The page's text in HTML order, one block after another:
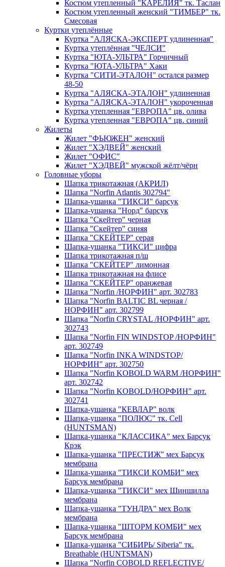
Костюм утепленный "КАРЕЛИЯ" тк. Таслан
Костюм утепленный женский "ТИМБЕР" тк.
Смесовая
Куртки утеплённые
Куртка "АЛЯСКА-ЭКСПЕРТ удлиненная"
Куртка утеплённая "ЧЕЛСИ"
Куртка "ЮТА-УЛЬТРА" Горчичный
Куртка "ЮТА-УЛЬТРА" Хаки
Куртка "СИТИ-ЭТАЛОН" остался размер
48-50
Куртка "АЛЯСКА-ЭТАЛОН" удлиненная
Куртка "АЛЯСКА-ЭТАЛОН" укороченная
Куртка утепленная "ЕВРОПА" цв. олива
Куртка утепленная "ЕВРОПА" цв. синий
Жилеты
Жилет "ФЬЮЖЕН" женский
Жилет "ХЭДВЕЙ" женский
Жилет "ОФИС"
Жилет "ХЭДВЕЙ" мужской жёлт/чёрн
Головные уборы
Шапка трикотажная (АКРИЛ)
Шапка "Norfin Atlantis 302794"
Шапка-ушанка "ТИКСИ" барсук
Шапка-ушанка "Норд" барсук
Шапка "Скейтер" черная
Шапка "Скейтер" синяя
Шапка "СКЕЙТЕР" серая
Шапка-ушанка "ТИКСИ" цифра
Шапка трикотажная п/ш
Шапка "СКЕЙТЕР" лимонная
Шапка трикотажная на флисе
Шапка "СКЕЙТЕР" оранжевая
Шапка "Norfin /НОРФИН" арт. 302783
Шапка "Norfin BALTIС BL черная /
НОРФИН" арт. 302799
Шапка "Norfin CRYSTAL /НОРФИН" арт.
302743
Шапка "Norfin FIN WINDSTOP /НОРФИН"
арт. 302749
Шапка "Norfin INKA WINDSTOP/
НОРФИН" арт. 302750
Шапка "Norfin KOBOLD WARM /НОРФИН"
арт. 302742
Шапка "Norfin KOBOLD/НОРФИН" арт.
302741
Шапка-ушанка "КЕВЛАР" волк
Шапка-ушанка "ПОЛЮС" тк. Cell
(HUNTSMAN)
Шапка-ушанка "КЛАССИКА" мех Барсук
Крэк
Шапка-ушанка "ПРЕСТИЖ" мех Барсук
мембрана
Шапка-ушанка "ТИКСИ КОМБИ" мех
Барсук мембрана
Шапка-ушанка "ТИКСИ" мех Шиншилла
мембрана
Шапка-ушанка "ТУНДРА" мех Волк
мембрана
Шапка-ушанка "ШТОРМ КОМБИ" мех
Барсук мембрана
Шапка-ушанка "СИБИРЬ/ Siberia" тк.
Breathable (HUNTSMAN)
Шапка "Norfin COBOLD REFLECTIVE/